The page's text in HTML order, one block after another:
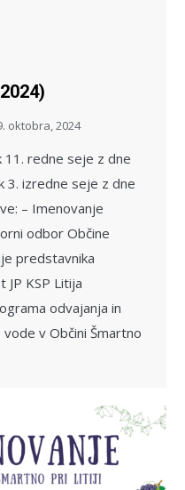
oktobra, 2024
11. redne seje z dne
3. izredne seje z dne
– Imenovanje
odbor Občine
predstavnika
KSP Litija
odvajanja in
v Občini Šmartno